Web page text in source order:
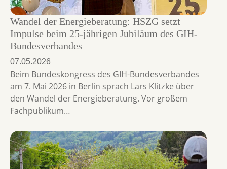
Wandel der Energieberatung: HSZG setzt
Impulse beim 25-jährigen Jubiläum des GIH-
Bundesverbandes
07.05.2026
Beim Bundeskongress des GIH-Bundesverbandes
am 7. Mai 2026 in Berlin sprach Lars Klitzke über
den Wandel der Energieberatung. Vor großem
Fachpublikum…